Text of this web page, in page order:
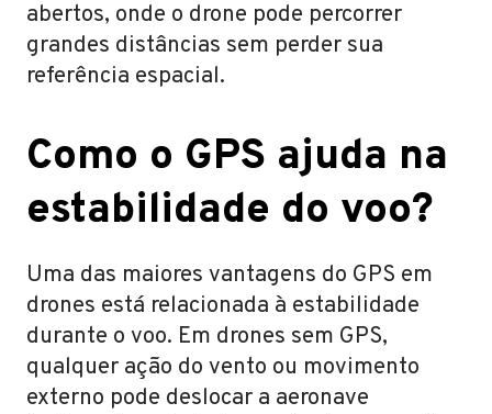
abertos, onde o drone pode percorrer
grandes distâncias sem perder sua
referência espacial.
Como o GPS ajuda na
estabilidade do voo?
Uma das maiores vantagens do GPS em
drones está relacionada à estabilidade
durante o voo. Em drones sem GPS,
qualquer ação do vento ou movimento
externo pode deslocar a aeronave